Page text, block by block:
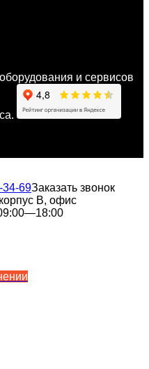
и сервисов
34-69Заказать звонок
B, офис